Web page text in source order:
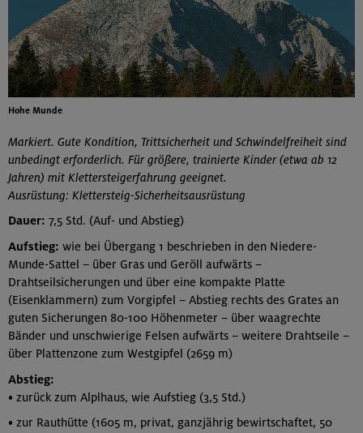
Hohe Munde
Markiert. Gute Kondition, Trittsicherheit und Schwindelfreiheit sind
unbedingt erforderlich. Für größere, trainierte Kinder (etwa ab 12
Jahren) mit Klettersteigerfahrung geeignet.
Ausrüstung: Klettersteig-Sicherheitsausrüstung
Dauer: 7,5 Std. (Auf- und Abstieg)
Aufstieg: wie bei Übergang 1 beschrieben in den Niedere-
Munde-Sattel – über Gras und Geröll aufwärts –
Drahtseilsicherungen und über eine kompakte Platte
(Eisenklammern) zum Vorgipfel – Abstieg rechts des Grates an
guten Sicherungen 80-100 Höhenmeter – über waagrechte
Bänder und unschwierige Felsen aufwärts – weitere Drahtseile –
über Plattenzone zum Westgipfel (2659 m)
Abstieg:
• zurück zum Alplhaus, wie Aufstieg (3,5 Std.)
• zur Rauthütte (1605 m, privat, ganzjährig bewirtschaftet, 50